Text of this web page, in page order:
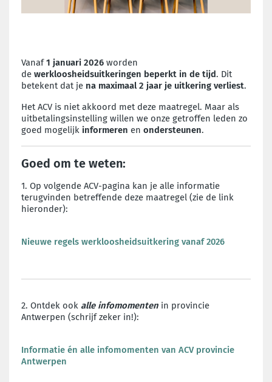
Vanaf1 januari 2026 worden
de werkloosheidsuitkeringen beperkt in de tijd. Dit
betekent dat je na maximaal 2 jaar je uitkering verliest.
Het ACV is niet akkoord met deze maatregel. Maar als
uitbetalingsinstelling willen we onze getroffen leden zo
goed mogelijk informeren en ondersteunen.
Goed om te weten:
1. Op volgende ACV-pagina kan je alle informatie
terugvinden betreffende deze maatregel (zie de link
hieronder):
Nieuwe regels werkloosheidsuitkering vanaf 2026
2. Ontdek ook alle infomomenten in provincie
Antwerpen (schrijf zeker in!):
Informatie én alle infomomenten van ACV provincie
Antwerpen